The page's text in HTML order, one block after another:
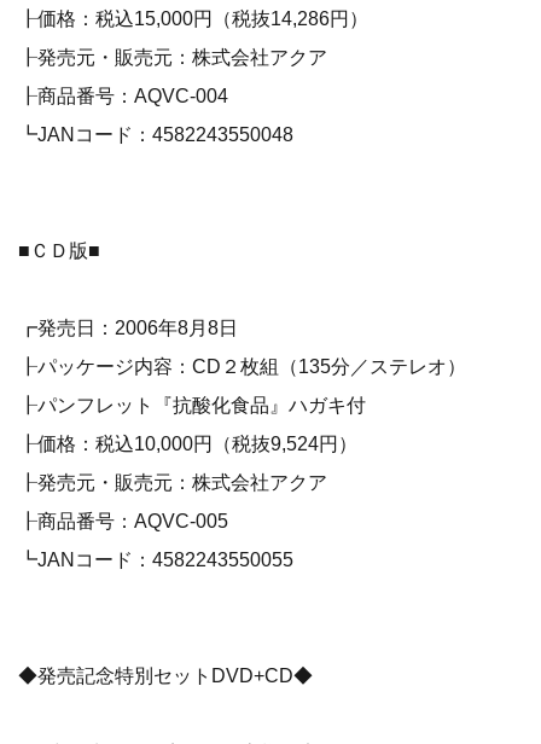
┠価格：税込15,000円（税抜14,286円）
┠発売元・販売元：株式会社アクア
┠商品番号：AQVC-004
┗JANコード：4582243550048
■ＣＤ版■
┏発売日：2006年8月8日
┠パッケージ内容：CD２枚組（135分／ステレオ）
┠パンフレット『抗酸化食品』ハガキ付
┠価格：税込10,000円（税抜9,524円）
┠発売元・販売元：株式会社アクア
┠商品番号：AQVC-005
┗JANコード：4582243550055
◆発売記念特別セットDVD+CD◆